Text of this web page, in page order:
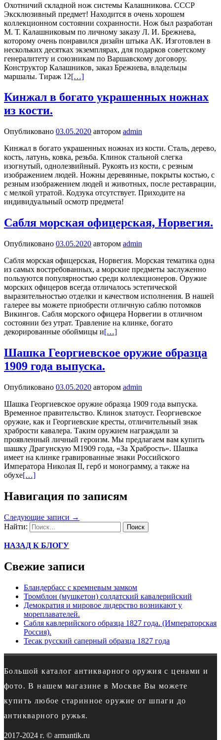
Охотничий складной нож системы Калашникова. СССР
Эксклюзивный предмет! Находится в очень хорошем
коллекционном состоянии сохранности. Нож был разработан
М. Т. Калашниковым по личному заказу Л. И. Брежнева,
которому очень понравился дизайн штыка АК. Изготовлен в
нескольких десятках экземплярах, для подарков советскому
генералитету и союзникам по Варшавскому договору.
Конструктор Калашников, заказ Брежнева, владельцы
маршалы. Тираж 12[…]
Кинжал в богато украшенных ножнах
из кости.
Опубликовано 03.05.2020 автором admin
Кинжал в богато украшенных ножнах из кости. Сталь, дерево,
кость, латунь, ковка, резьба. Клинок стальной слегка
изогнутый, однолезвийный. Рукоять из кости, с резным
изображением людей. Ножны деревянные, покрыты костью, с
резным изображением людей и животных, после реставрации,
с мелкой утратой. Кодзука отсутствует. Приходите на
индивидуальный осмотр предмета!
Сабля морская офицерская, Норвегия.
Опубликовано 03.05.2020 автором admin
Сабля морская офицерская, Норвегия. Морская тематика одна
из самых востребованных, а морские предметы заслуженно
пользуются популярностью среди коллекционеров. Оружие
морских офицеров всегда отличалось эстетической
выразительностью отделки и качеством исполнения. В нашей
галерее вы можете приобрести отличную саблю потомков
Викингов. Сабля морского офицера Норвегии в отличном
состоянии без утрат. Травление на клинке, богато
декорированные обоймицы и[…]
Шашка Георгиевское оружие образца
1909 года выпуска.
Опубликовано 03.05.2020 автором admin
Шашка Георгиевское оружие образца 1909 года выпуска.
Временное правительство. Клинок златоуст. Георгиевское
оружие, как и Георгиевские кресты, отличительный знак
храбрости кавалера. Таким оружием награждали за
проявленный личный героизм. Мы предлагаем вам купить
шашку Драгунскую М1909 года, «За Храбрость». Шашка
имеет на клинке гравированные знаки Российского
Императора Николая II, герб и монограмму, а также на
обухе[…]
Навигация по записям
Следующие записи →
Найти:
НАЗАД К БЛОГУ
Свежие записи
Бландербасс с кремневым замком
Тромблон (мушкетон) солдатский кавалерийский
Демократия и мировое лидерство возникают у
мореплавателей.
Сабля кавлерийского образца 1827 года. (Императорская
Россия).
Тесак русский саперный образца 1827 года
Большой каталог антикварного оружия с ценами и
фото. В нашем магазине в Москве Вы можете
купить любое старинное оружие от шпаги до
антикварного ружья.
2017-2024 г. © armantik.ru